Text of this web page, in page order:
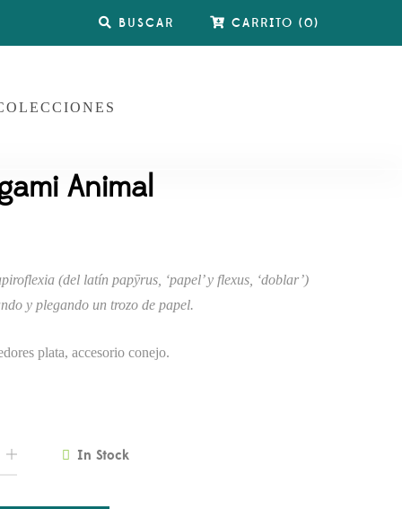
BUSCAR CARRITO (0)
Animal
(del latín papȳrus, ‘papel’ y flexus, ‘doblar’)
y plegando un trozo de papel.
plata, accesorio conejo.
In Stock